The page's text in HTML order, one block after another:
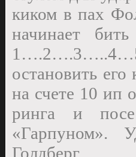
киком в пах
начинает
остановить его
на счете 10 ип
ринга и
«Гарпуном».
Голдберг.